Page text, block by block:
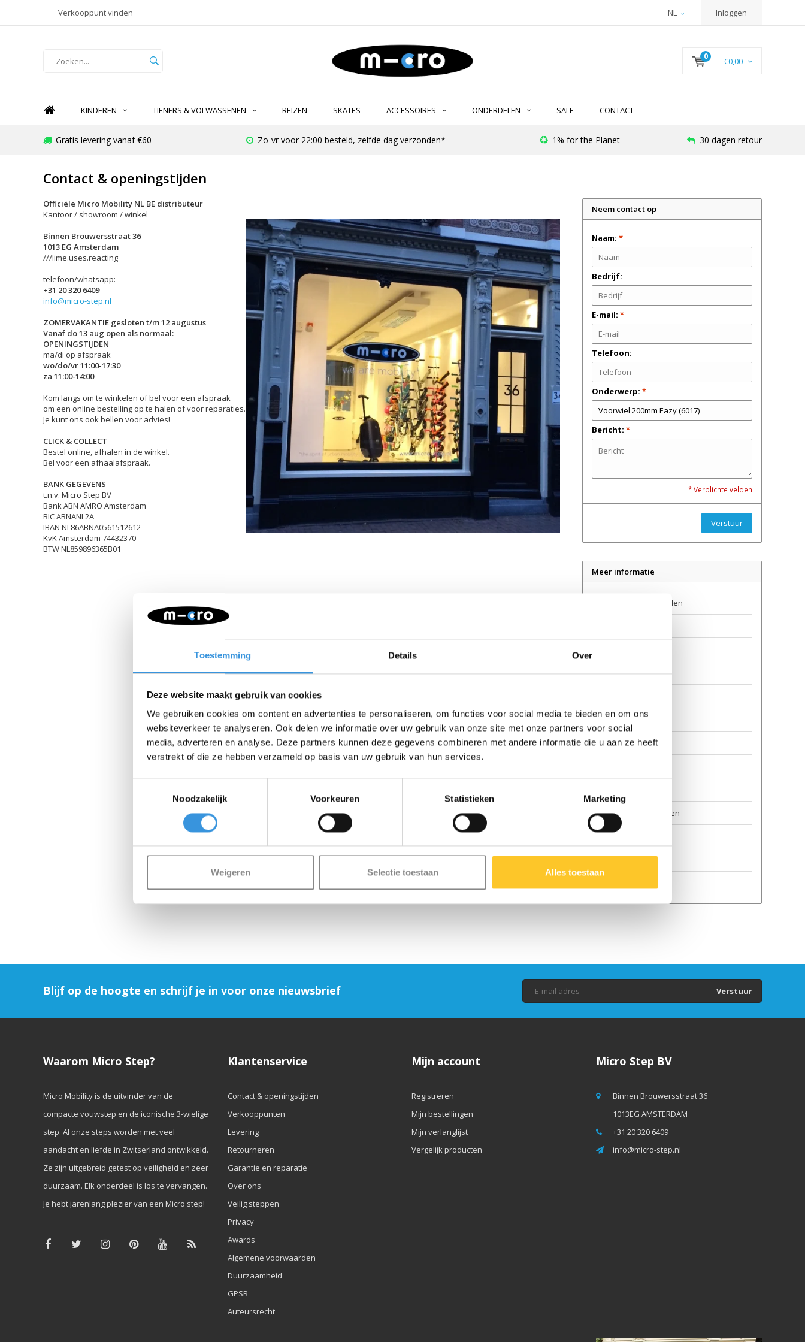
Toestemming Details Over
Deze website maakt gebruik van cookies
We gebruiken cookies om content en advertenties te personaliseren, om functies voor social media te bieden en om ons
websiteverkeer te analyseren. Ook delen we informatie over uw gebruik van onze site met onze partners voor social
media, adverteren en analyse. Deze partners kunnen deze gegevens combineren met andere informatie die u aan ze heeft
verstrekt of die ze hebben verzameld op basis van uw gebruik van hun services.
Noodzakelijk
Voorkeuren Statistieken Marketing
Weigeren Selectie toestaan Alles toestaan
Verkooppunt vinden NL Inloggen
0 €0,00
KINDEREN TIENERS & VOLWASSENEN REIZEN SKATES ACCESSOIRES ONDERDELEN SALE CONTACT
Gratis levering vanaf €60 Zo-vr voor 22:00 besteld, zelfde dag verzonden* 1% for the Planet 30 dagen retour
Contact & openingstijden
Officiële Micro Mobility NL BE distributeur
Kantoor / showroom / winkel
Binnen Brouwersstraat 36
1013 EG Amsterdam
///lime.uses.reacting
telefoon/whatsapp:
+31 20 320 6409
info@micro-step.nl
ZOMERVAKANTIE gesloten t/m 12 augustus
Vanaf do 13 aug open als normaal:
OPENINGSTIJDEN
ma/di op afspraak
wo/do/vr 11:00-17:30
za 11:00-14:00
Kom langs om te winkelen of bel voor een afspraak
om een online bestelling op te halen of voor reparaties.
Je kunt ons ook bellen voor advies!
CLICK & COLLECT
Bestel online, afhalen in de winkel.
Bel voor een afhaalafspraak.
BANK GEGEVENS
t.n.v. Micro Step BV
Bank ABN AMRO Amsterdam
BIC ABNANL2A
IBAN NL86ABNA0561512612
KvK Amsterdam 74432370
BTW NL859896365B01
Neem contact op
Naam: *
Bedrijf:
E-mail: *
Telefoon:
Onderwerp: *
Bericht: *
* Verplichte velden
Verstuur
Meer informatie
Contact & openingstijden
Retourneren
Over ons
Veilig steppen
Algemene voorwaarden
Duurzaamheid
GPSR
Blijf op de hoogte en schrijf je in voor onze nieuwsbrief Verstuur
Waarom Micro Step?
Micro Mobility is de uitvinder van de
compacte vouwstep en de iconische 3-wielige
step. Al onze steps worden met veel
aandacht en liefde in Zwitserland ontwikkeld.
Ze zijn uitgebreid getest op veiligheid en zeer
duurzaam. Elk onderdeel is los te vervangen.
Je hebt jarenlang plezier van een Micro step!
Klantenservice
Contact & openingstijden
Verkooppunten
Levering
Retourneren
Garantie en reparatie
Over ons
Veilig steppen
Privacy
Awards
Algemene voorwaarden
Duurzaamheid
GPSR
Auteursrecht
Mijn account
Registreren
Mijn bestellingen
Mijn verlanglijst
Vergelijk producten
Micro Step BV
Binnen Brouwersstraat 36
1013EG AMSTERDAM
+31 20 320 6409
info@micro-step.nl